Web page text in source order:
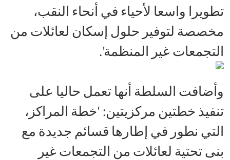
تطويرا واسعا لأحياء في أنحاء النقب،
مخصصة لتوفير حلول إسكان لعائلات من
التجمعات غير المنظمة'.
وأضافت السلطة أنها تعمل حاليا على
تنفيذ خطتين مركزيتين: 'خطة المراكز،
التي نطور في إطارها قسائم جديدة مع
بنى تحتية لعائلات من التجمعات غير